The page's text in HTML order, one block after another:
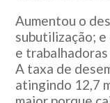
Aumentou o
subutilização;
e
A taxa de
atingindo 12,7